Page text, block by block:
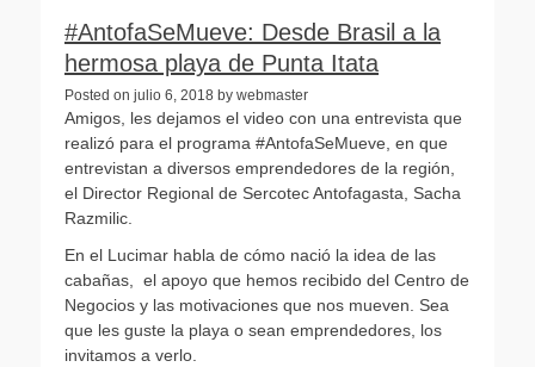
#AntofaSeMueve: Desde Brasil a la
hermosa playa de Punta Itata
Posted on julio 6, 2018 by webmaster
Amigos, les dejamos el video con una entrevista que
realizó para el programa #AntofaSeMueve, en que
entrevistan a diversos emprendedores de la región,
el Director Regional de Sercotec Antofagasta, Sacha
Razmilic.
En el Lucimar habla de cómo nació la idea de las
cabañas, el apoyo que hemos recibido del Centro de
Negocios y las motivaciones que nos mueven. Sea
que les guste la playa o sean emprendedores, los
invitamos a verlo.